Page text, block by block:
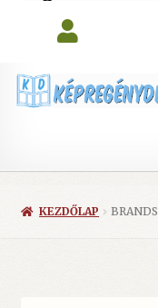
KEZDŐLAP BRANDS